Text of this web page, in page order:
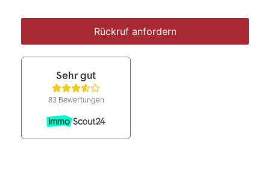
Rückruf anfordern